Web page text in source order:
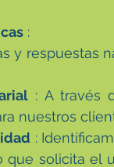
:
y respuestas
: A través
nuestros
:
solicita el